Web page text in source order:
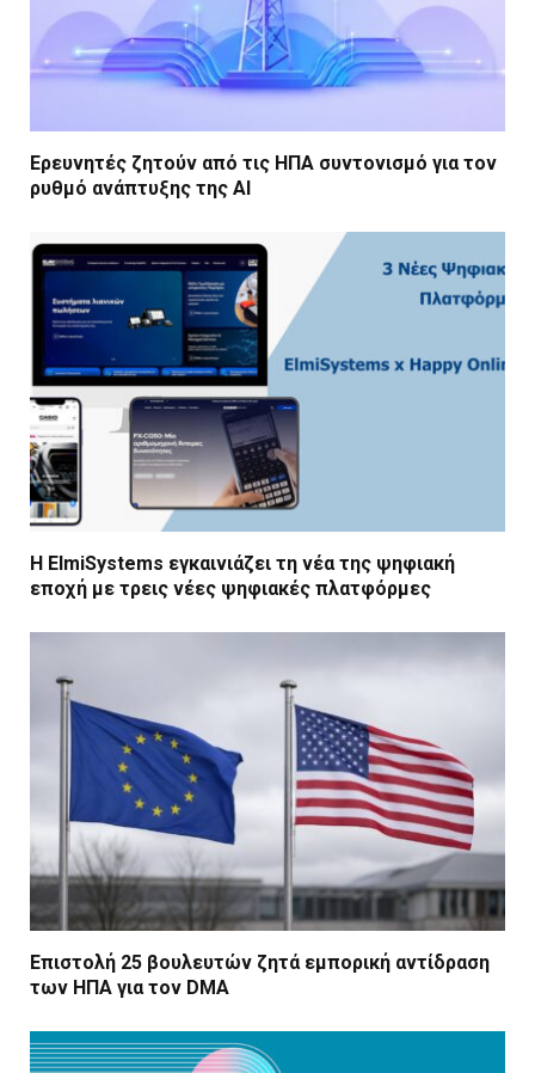
Ερευνητές ζητούν από τις ΗΠΑ συντονισμό για τον
ρυθμό ανάπτυξης της AI
Η ElmiSystems εγκαινιάζει τη νέα της ψηφιακή
εποχή με τρεις νέες ψηφιακές πλατφόρμες
Επιστολή 25 βουλευτών ζητά εμπορική αντίδραση
των ΗΠΑ για τον DMA